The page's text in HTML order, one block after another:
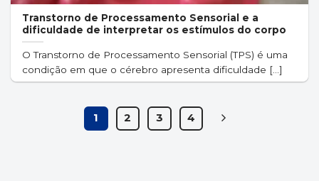
Transtorno de Processamento Sensorial e a
dificuldade de interpretar os estímulos do corpo
O Transtorno de Processamento Sensorial (TPS) é uma
condição em que o cérebro apresenta dificuldade [...]
1 2 3 4